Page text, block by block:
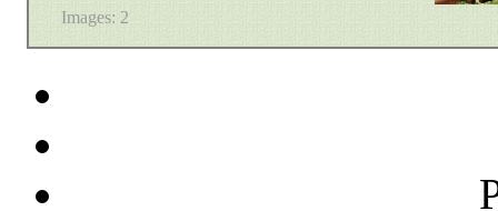
Images: 2